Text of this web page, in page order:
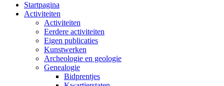
Startpagina
Activiteiten
Activiteiten
Eerdere activiteiten
Eigen publicaties
Kunstwerken
Archeologie en geologie
Genealogie
Bidprentjes